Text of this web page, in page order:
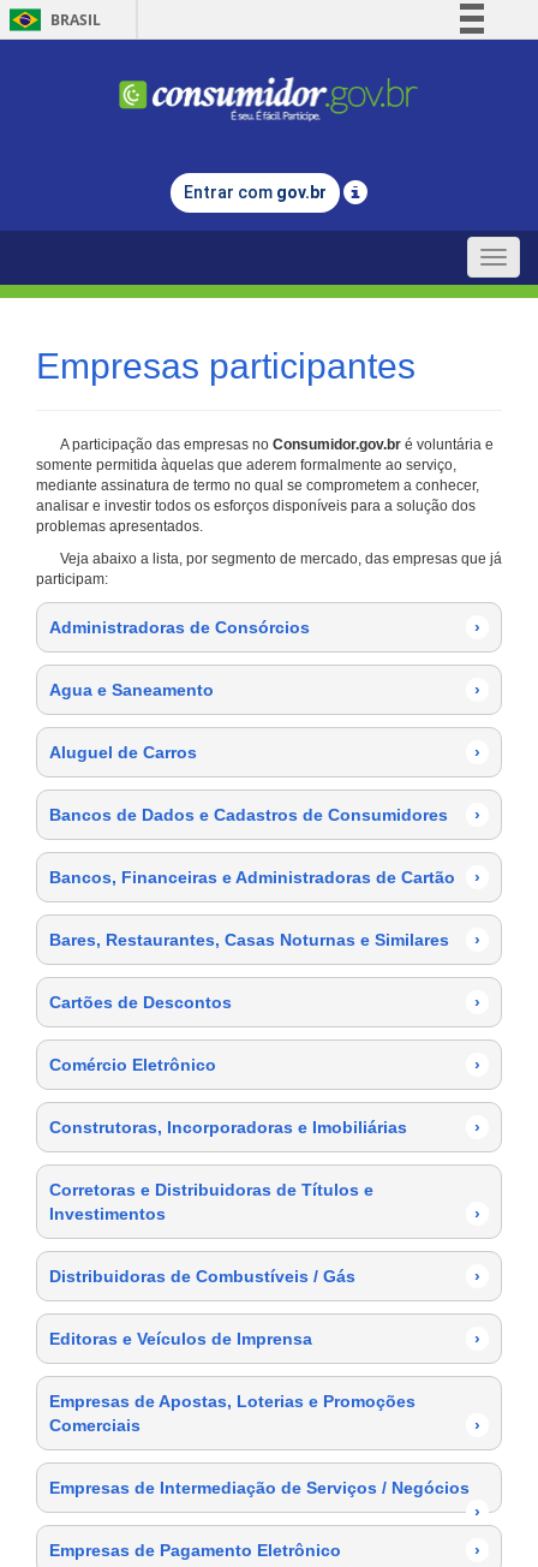
BRASIL
Comunica BR
Legislação
Entrar com gov.br
Toggle
Empresas participantes
A participação das empresas no Consumidor.gov.br é voluntária e
somente permitida àquelas que aderem formalmente ao serviço,
mediante assinatura de termo no qual se comprometem a conhecer,
analisar e investir todos os esforços disponíveis para a solução dos
problemas apresentados.
Veja abaixo a lista, por segmento de mercado, das empresas que já
participam:
Administradoras de Consórcios ›
Agua e Saneamento ›
Aluguel de Carros ›
Bancos de Dados e Cadastros de Consumidores ›
Bancos, Financeiras e Administradoras de Cartão ›
Bares, Restaurantes, Casas Noturnas e Similares ›
Cartões de Descontos ›
Comércio Eletrônico ›
Construtoras, Incorporadoras e Imobiliárias ›
Corretoras e Distribuidoras de Títulos e
Investimentos
›
Distribuidoras de Combustíveis / Gás ›
Editoras e Veículos de Imprensa ›
Empresas de Apostas, Loterias e Promoções
Comerciais
›
Empresas de Intermediação de Serviços / Negócios
›
Empresas de Pagamento Eletrônico
›